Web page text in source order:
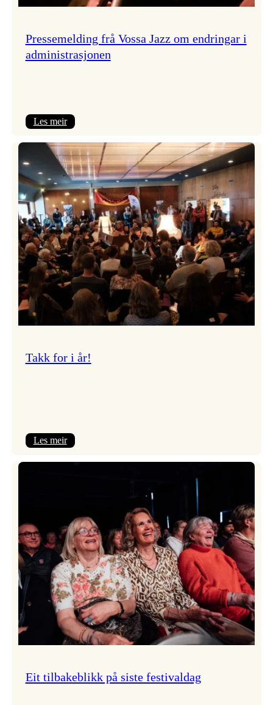
Pressemelding frå Vossa Jazz om endringar i
administrasjonen
Les meir:
frå
Vossa
Jazz
om
endringar
i
administrasjonen
Takk for i år!
Les meir:
Eit tilbakeblikk på siste festivaldag